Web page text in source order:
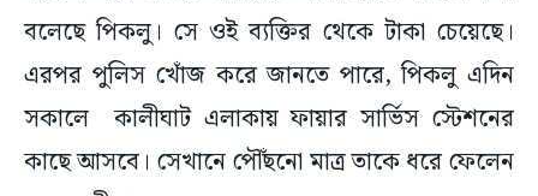
বলেছে পিকলু। সে ওই ব্যক্তির থেকে টাকা চেয়েছে।
এরপর পুলিস খোঁজ করে জানতে পারে, পিকলু এদিন
সকালে কালীঘাট এলাকায় ফায়ার সার্ভিস স্টেশনের
কাছে আসবে। সেখানে পৌঁছনো মাত্র তাকে ধরে ফেলেন